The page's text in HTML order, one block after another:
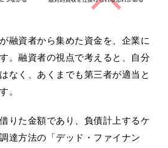
融資者から集めた資金を、企業に
。融資者の視点で考えると、自分
なく、あくまでも第三者が適当と
。
りた金額であり、負債計上するケ
達方法の「デッド・ファイナン